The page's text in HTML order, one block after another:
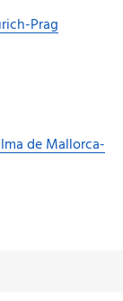
Prag
de Mallorca-